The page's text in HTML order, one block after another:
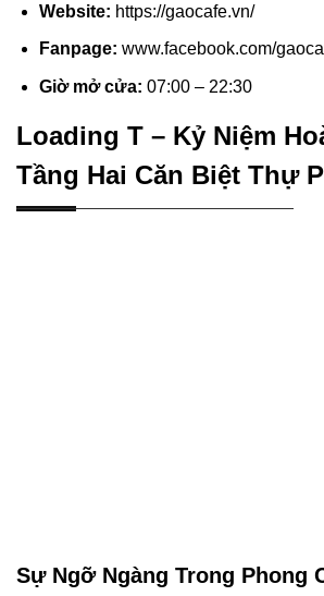
Website: https://gaocafe.vn/
Fanpage: www.facebook.com/
Giờ mở cửa: 07:00 – 22:30
Loading T – Kỷ Niệm
Tầng Hai Căn Biệt Thự
Sự Ngỡ Ngàng Trong Phong